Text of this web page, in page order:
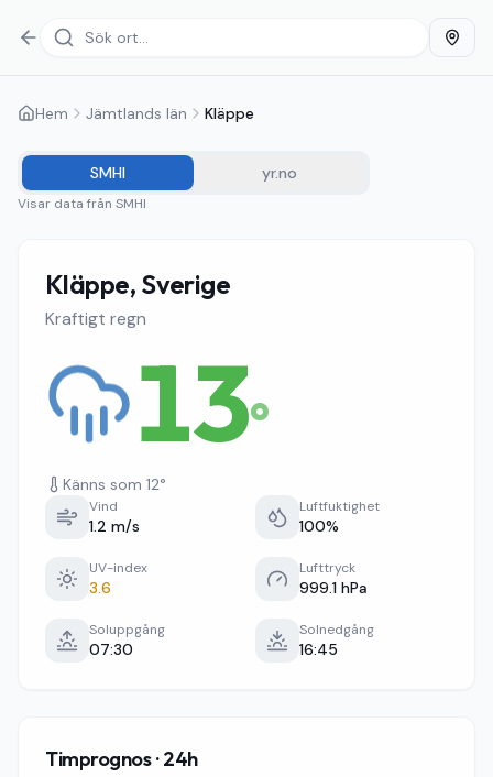
Hem Jämtlands län Kläppe
SMHI yr.no
Visar data från SMHI
Kläppe, Sverige
Kraftigt regn
13°
Känns som 12°
Vind
1.2 m/s
Luftfuktighet
100%
UV-index
3.6
Lufttryck
999.1 hPa
Soluppgång
07:30
Solnedgång
16:45
Timprognos · 24h